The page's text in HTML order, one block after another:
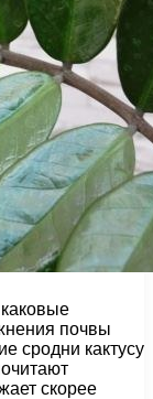
почвы
сродни кактусу
скорее